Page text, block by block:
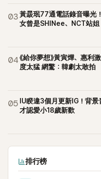
03黃晸珉77通電話錄音曝光
女曾是SHINee、NCT站姐
04《給你夢想》黃寅燁、惠利
度太猛 網驚：韓劇太敢拍
05 IU睽違3個月更新IG！背
才認愛小18歲新歡
排行榜